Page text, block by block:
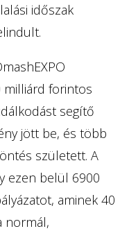
időszak
milliárd forintos
segítő
jött be, és több
született. A
ezen belül 6900
aminek 40
normál,